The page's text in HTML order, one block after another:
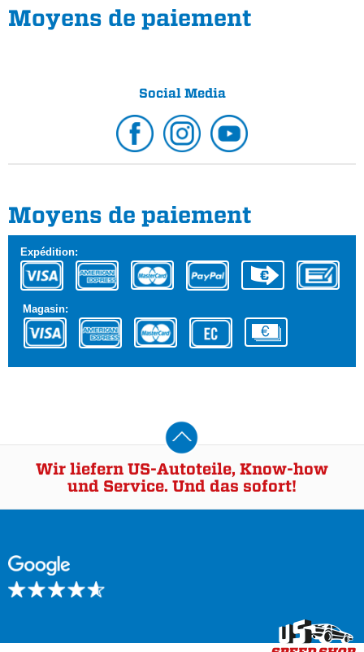
Moyens de paiement
Social Media
Moyens de paiement
Expédition:
Magasin:
Wir liefern US-Autoteile, Know-how
und Service. Und das sofort!